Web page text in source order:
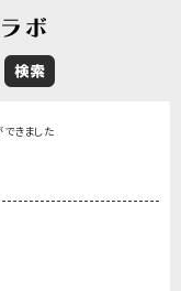
きました